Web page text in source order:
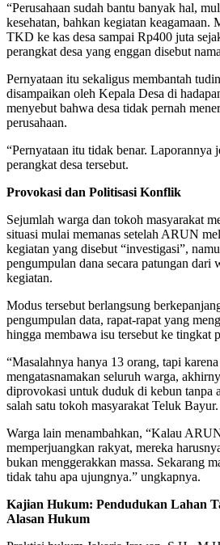
“Perusahaan sudah bantu banyak hal,
kesehatan, bahkan kegiatan keagamaan.
TKD ke kas desa sampai Rp400 juta
perangkat desa yang enggan disebut
Pernyataan itu sekaligus membantah
disampaikan oleh Kepala Desa di
menyebut bahwa desa tidak pernah
perusahaan.
“Pernyataan itu tidak benar. Laporannya
perangkat desa tersebut.
Provokasi dan Politisasi Konflik
Sejumlah warga dan tokoh masyarakat
situasi mulai memanas setelah ARUN
kegiatan yang disebut “investigasi”,
pengumpulan dana secara patungan dari
kegiatan.
Modus tersebut berlangsung
pengumpulan data, rapat-rapat yang
hingga membawa isu tersebut ke tingkat
“Masalahnya hanya 13 orang, tapi
mengatasnamakan seluruh warga,
diprovokasi untuk duduk di kebun tanpa
salah satu tokoh masyarakat Teluk Bayur.
Warga lain menambahkan, “Kalau
memperjuangkan rakyat, mereka
bukan menggerakkan massa. Sekarang
tidak tahu apa ujungnya.” ungkapnya.
Kajian Hukum: Pendudukan Lahan
Alasan Hukum